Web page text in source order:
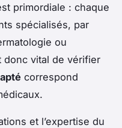
primordiale : chaque
spécialisés, par
ou
donc vital de vérifier
correspond
et l’expertise du